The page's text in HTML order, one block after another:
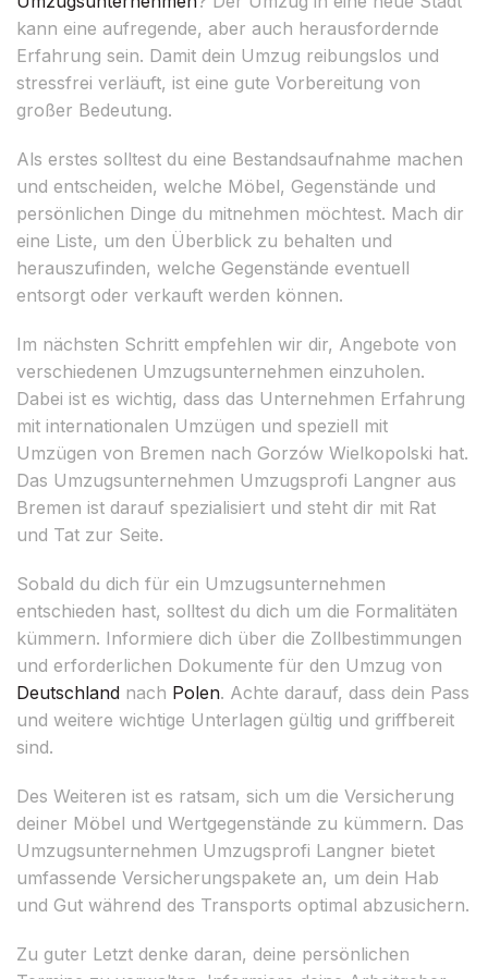
kann eine aufregende, aber auch herausfordernde
Erfahrung sein. Damit dein Umzug reibungslos und
stressfrei verläuft, ist eine gute Vorbereitung von
großer Bedeutung.
Als erstes solltest du eine Bestandsaufnahme machen
und entscheiden, welche Möbel, Gegenstände und
persönlichen Dinge du mitnehmen möchtest. Mach dir
eine Liste, um den Überblick zu behalten und
herauszufinden, welche Gegenstände eventuell
entsorgt oder verkauft werden können.
Im nächsten Schritt empfehlen wir dir, Angebote von
verschiedenen Umzugsunternehmen einzuholen.
Dabei ist es wichtig, dass das Unternehmen Erfahrung
mit internationalen Umzügen und speziell mit
Umzügen von Bremen nach Gorzów Wielkopolski hat.
Das Umzugsunternehmen Umzugsprofi Langner aus
Bremen ist darauf spezialisiert und steht dir mit Rat
und Tat zur Seite.
Sobald du dich für ein Umzugsunternehmen
entschieden hast, solltest du dich um die Formalitäten
kümmern. Informiere dich über die Zollbestimmungen
und erforderlichen Dokumente für den Umzug von
Deutschland nach Polen. Achte darauf, dass dein Pass
und weitere wichtige Unterlagen gültig und griffbereit
sind.
Des Weiteren ist es ratsam, sich um die Versicherung
deiner Möbel und Wertgegenstände zu kümmern. Das
Umzugsunternehmen Umzugsprofi Langner bietet
umfassende Versicherungspakete an, um dein Hab
und Gut während des Transports optimal abzusichern.
Zu guter Letzt denke daran, deine persönlichen